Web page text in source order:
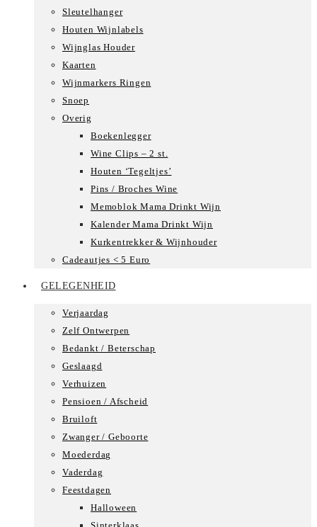
Sleutelhanger
Houten Wijnlabels
Wijnglas Houder
Kaarten
Wijnmarkers Ringen
Snoep
Overig
Boekenlegger
Wine Clips – 2 st.
Houten ‘Tegeltjes’
Pins / Broches Wine
Memoblok Mama Drinkt Wijn
Kalender Mama Drinkt Wijn
Kurkentrekker & Wijnhouder
Cadeautjes < 5 Euro
GELEGENHEID
Verjaardag
Zelf Ontwerpen
Bedankt / Beterschap
Geslaagd
Verhuizen
Pensioen / Afscheid
Bruiloft
Zwanger / Geboorte
Moederdag
Vaderdag
Feestdagen
Halloween